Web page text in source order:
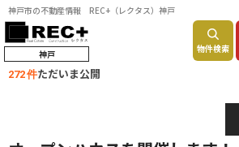
神戸市の不動産情報 REC+（レクタス）神戸
神戸 物件検索
272 件ただいま公開